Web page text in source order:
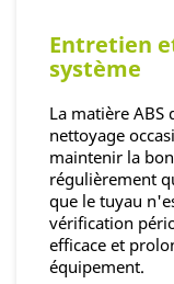
Entretien
système
La matière
nettoyage
maintenir la
régulièrement
que le tuyau
vérification
efficace et
équipement.